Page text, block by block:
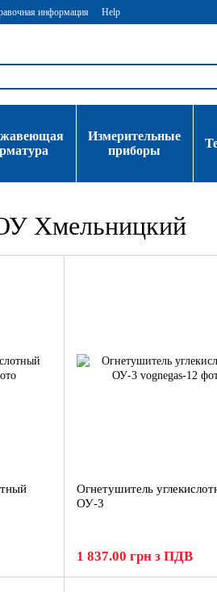
информация Help
Измерительные
приборы
Хмельницкий
Огнетушитель
ОУ-3
1 837.00 грн з ПДВ